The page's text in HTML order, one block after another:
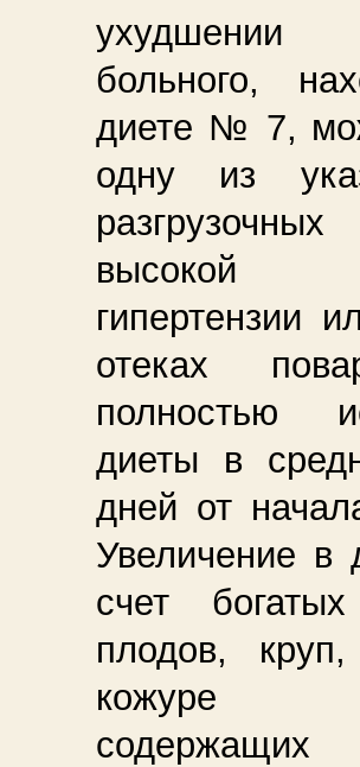
больного,
диете № 7,
одну из
высокой
гипертензии
отеках
полностью
диеты в
дней от
Увеличение в
счет
плодов,
кожуре